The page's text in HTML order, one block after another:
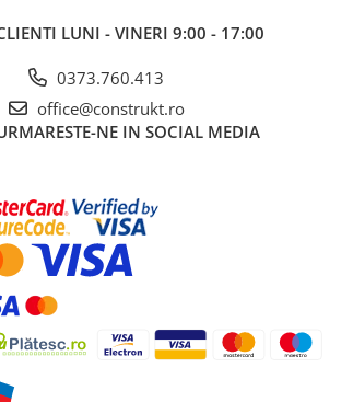
apa
accesorii stocare
si
Apometre
LUNI - VINERI 9:00 - 17:00
0373.760.413
office@construkt.ro
NE IN SOCIAL MEDIA